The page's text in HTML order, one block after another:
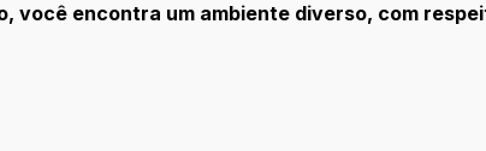
você encontra um ambiente diverso, com